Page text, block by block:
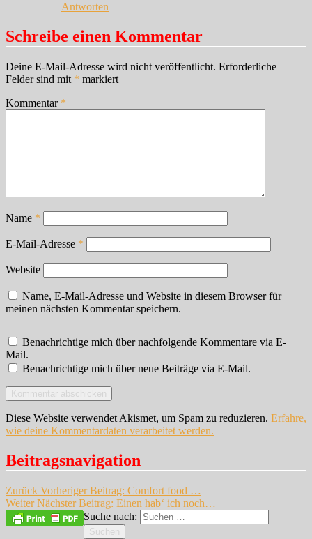
Antworten
Schreibe einen Kommentar
Deine E-Mail-Adresse wird nicht veröffentlicht. Erforderliche
Felder sind mit * markiert
Kommentar *
Name *
E-Mail-Adresse *
Website
Name, E-Mail-Adresse und Website in diesem Browser für
meinen nächsten Kommentar speichern.
Benachrichtige mich über nachfolgende Kommentare via E-
Mail.
Benachrichtige mich über neue Beiträge via E-Mail.
Diese Website verwendet Akismet, um Spam zu reduzieren. Erfahre,
wie deine Kommentardaten verarbeitet werden.
Beitragsnavigation
Zurück Vorheriger Beitrag: Comfort food …
Weiter Nächster Beitrag: Einen hab‘ ich noch…
Suche nach:
Suchen